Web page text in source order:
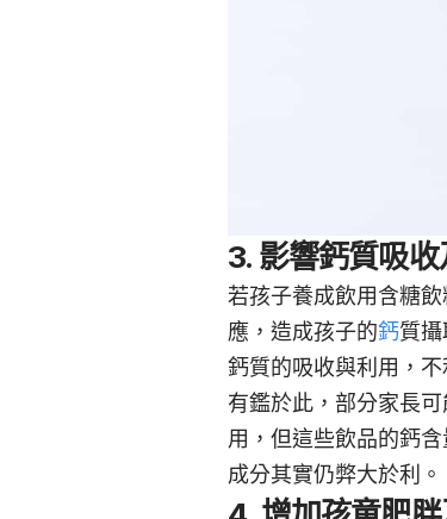
3. 影響鈣質吸
若孩子養成飲用含糖
應，造成孩子的鈣質
鈣質的吸收與利用，
有鑑於此，部分家長
用，但這些飲品的鈣
成分其實仍弊大於利。